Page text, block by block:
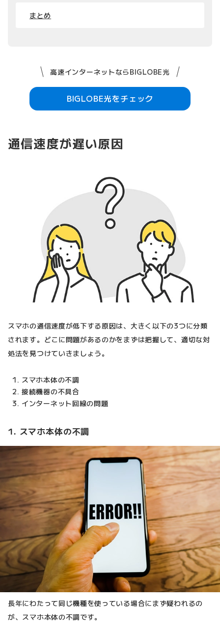
まとめ
高速インターネットならBIGLOBE光
BIGLOBE光をチェック
通信速度が遅い原因
スマホの通信速度が低下する原因は、大きく以下の3つに分類
されます。どこに問題があるのかをまずは把握して、適切な対
処法を見つけていきましょう。
スマホ本体の不調
接続機器の不具合
インターネット回線の問題
1. スマホ本体の不調
長年にわたって同じ機種を使っている場合にまず疑われるの
が、スマホ本体の不調です。